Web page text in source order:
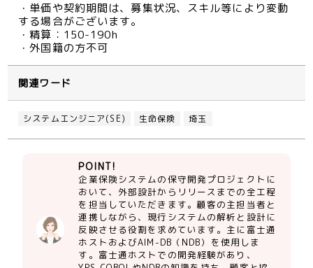
・単価や契約期間は、募集状況、スキル等により変動
する場合がございます。
・精算：150-190h
・外国籍の方不可
関連ワード
システムエンジニア(SE) 生命保険 埼玉
POINT!
企業保険システムの保守開発プロジェクトに
おいて、外部設計からリリースまでの全工程
を担当していただきます。顧客の主担当者と
連携しながら、現行システムの解析と設計に
反映させる役割を求めています。主に富士通
ホストおよびAIM-DB（NDB）を使用しま
す。富士通ホストでの開発経験があり、